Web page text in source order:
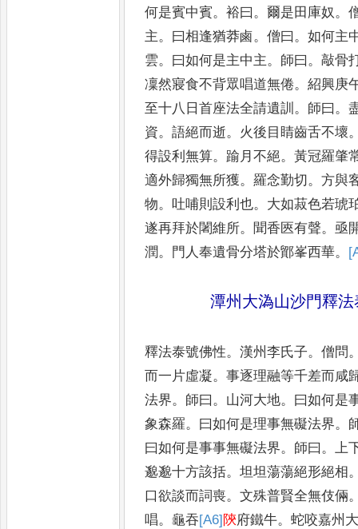
何是賓中賓。裕曰 。爾是田 庫奴 。
主。 曰相逢猶莽鹵。僧曰 。如何主
雲。 曰如何是主中主。 師曰 。敲骨
凜然寢食不背眾唱道無倦。紹興庚
至十八日首座法全請遺訓 。 師曰 。
資。語絕而逝。 火後目睛齒舌不壞
得設利無算。 踰月不絕。黃冠羅肇
適外歸獨無所獲。羅念勤切 。方與
物。 吐哺則設利也。 大如菽色若琥
遂再拜於闍維所。 聞香匧有聲。 亟
潤 。 門人奉遺骨分塔於鄮峯西華。
潭州大溈山沙門釋法
釋法泰號佛性。漢州李氏子。僧問
而一片虛凝。事逐理融等千差而咸
法界。 師曰。 山河大地。 曰如何是
象森羅。 曰如何是理事無礙法界。
曰如何是事事無礙法界。 師曰。上
邈邈十方該括。坦坦蕩蕩絕形絕相
口欲談而詞喪。文殊普賢全無伎倆
唱。龜吞[A6]陝府鐵牛。蛇咬嘉州